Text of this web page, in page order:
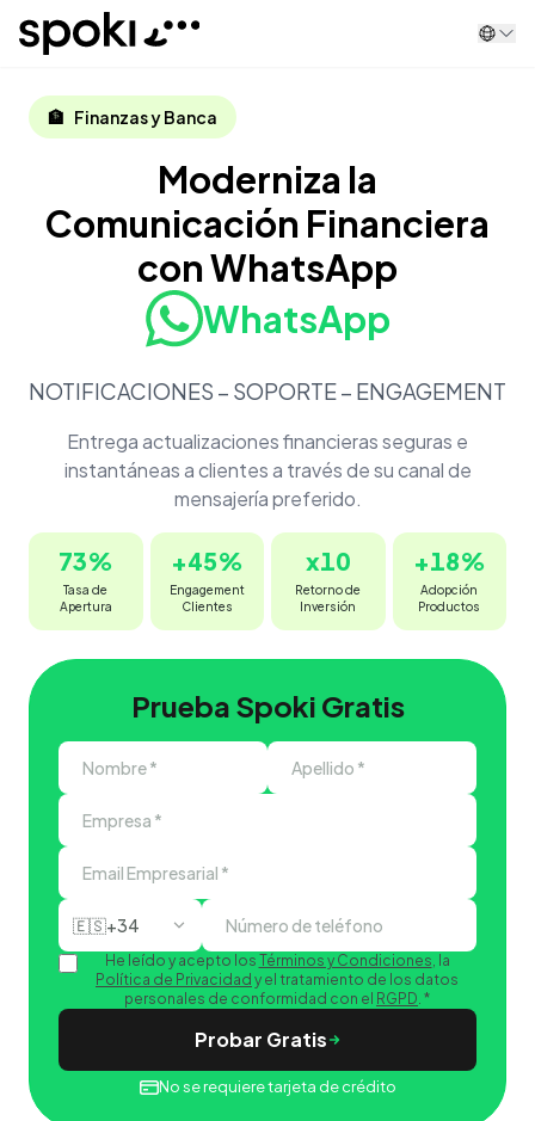
Spoki
🏦 Finanzas y Banca
Moderniza la
Comunicación Financiera
con WhatsApp
WhatsApp
NOTIFICACIONES – SOPORTE – ENGAGEMENT
Entrega actualizaciones financieras seguras e
instantáneas a clientes a través de su canal de
mensajería preferido.
73%
Tasa de
Apertura
+45%
Engagement
Clientes
x10
Retorno de
Inversión
+18%
Adopción
Productos
Prueba Spoki Gratis
🇪🇸+34
He leído y acepto los Términos y Condiciones, la
Política de Privacidad y el tratamiento de los datos
personales de conformidad con el RGPD. *
Probar Gratis
No se requiere tarjeta de crédito